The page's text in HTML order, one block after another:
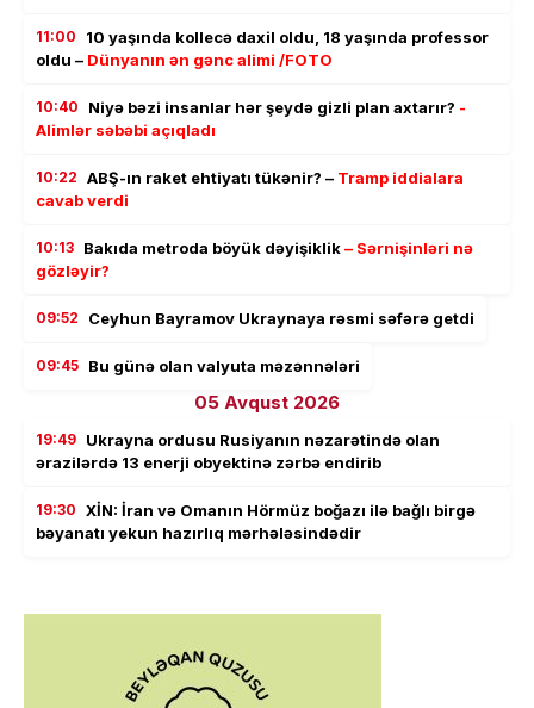
11:00
10 yaşında kollecə daxil oldu, 18 yaşında professor
oldu – Dünyanın ən gənc alimi /FOTO
10:40 Niyə bəzi insanlar hər şeydə gizli plan axtarır? -
Alimlər səbəbi açıqladı
10:22 ABŞ-ın raket ehtiyatı tükənir? – Tramp iddialara
cavab verdi
10:13 Bakıda metroda böyük dəyişiklik– Sərnişinləri nə
gözləyir?
09:52 Ceyhun Bayramov Ukraynaya rəsmi səfərə getdi
09:45 Bu günə olan valyuta məzənnələri
05 Avqust 2026
19:49 Ukrayna ordusu Rusiyanın nəzarətində olan
ərazilərdə 13 enerji obyektinə zərbə endirib
19:30 XİN: İran və Omanın Hörmüz boğazı ilə bağlı birgə
bəyanatı yekun hazırlıq mərhələsindədir